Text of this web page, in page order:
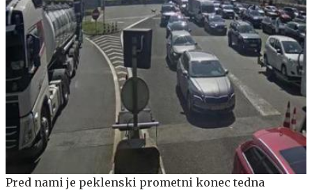
Pred nami je peklenski prometni konec tedna